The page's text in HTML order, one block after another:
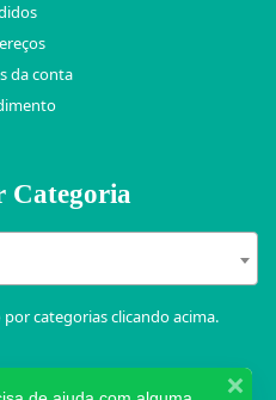
da conta
Categoria
categorias clicando acima.